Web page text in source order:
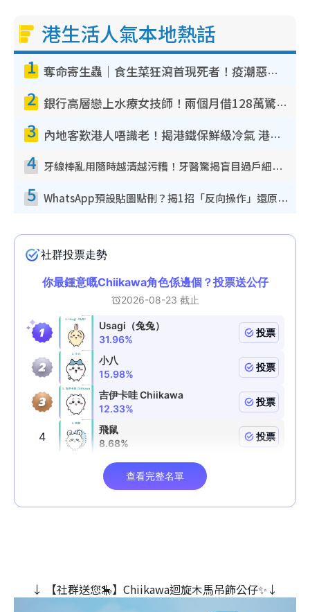
港生活人氣本地熱話
1 奪命寄生蟲｜食生菜狂瀉首現死者！疫潮惡化錄1.8萬宗病例 揭洗菜3大謬誤
2 銀行高層戀上水療女技師！兩個月借128萬驚覺「沉船」沉落火海 揭背後疑似邪教操控賣淫
3 內地客歎港人唔識老！揭港鐵保鮮級冷氣 港人求放過：咪投訴
4 牙線棒亂用隨時越清越污糟！牙醫驚揭盲目過戶細菌恐致蛀牙：呢種先係日常真保養
5 WhatsApp預設貼圖點刪？揭1招「反向操作」還原簡潔介面 附3步實測教學
↓ 【社群送您🎠】Chiikawa迴旋木⾺吊飾公仔✨↓